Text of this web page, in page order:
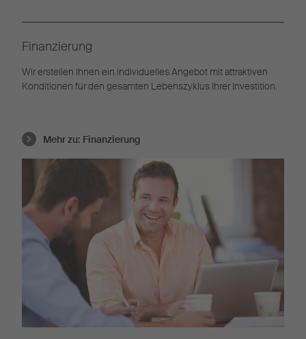
Finanzierung
Wir erstellen Ihnen ein individuelles Angebot mit attraktiven
Konditionen für den gesamten Lebenszyklus Ihrer Investition.
Mehr zu: Finanzierung